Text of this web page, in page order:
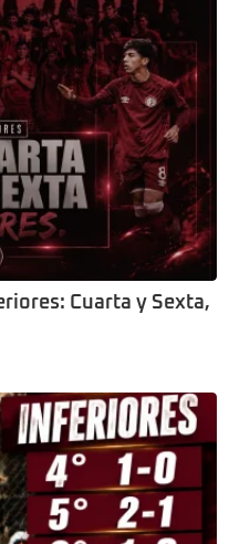
Cuarta y Sexta,